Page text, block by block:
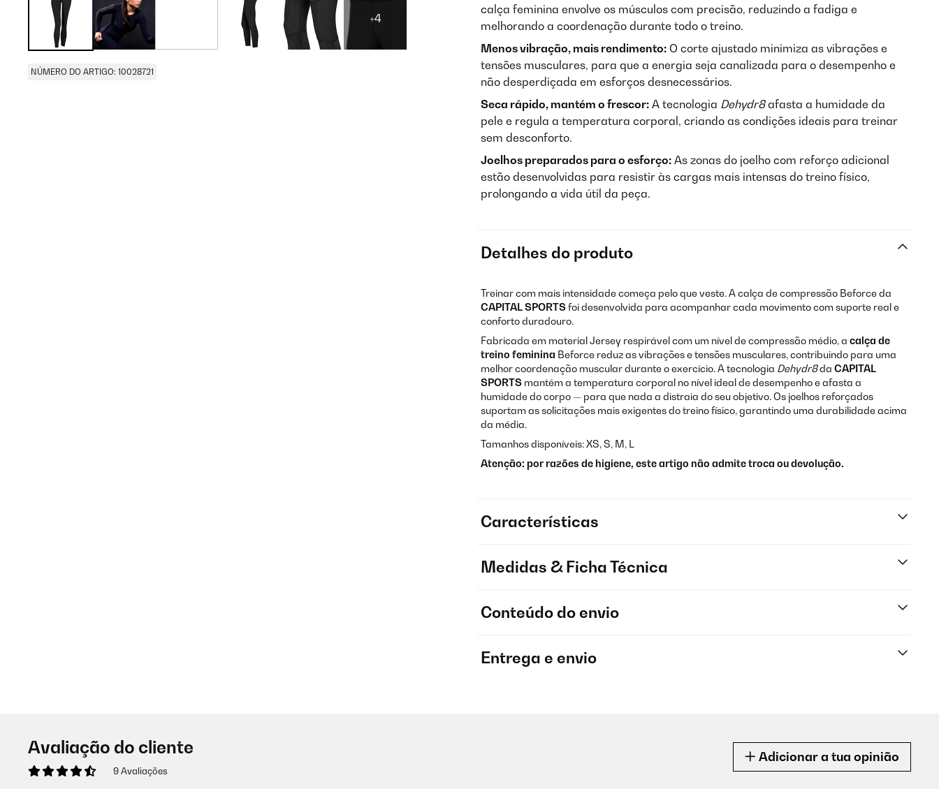
+4
NÚMERO DO ARTIGO: 10028721
calça feminina envolve os músculos com precisão, reduzindo a fadiga e
melhorando a coordenação durante todo o treino.
Menos vibração, mais rendimento: O corte ajustado minimiza as vibrações e
tensões musculares, para que a energia seja canalizada para o desempenho e
não desperdiçada em esforços desnecessários.
Seca rápido, mantém o frescor: A tecnologia Dehydr8afasta a humidade da
pele e regula a temperatura corporal, criando as condições ideais para treinar
sem desconforto.
Joelhos preparados para o esforço: As zonas do joelho com reforço adicional
estão desenvolvidas para resistir às cargas mais intensas do treino físico,
prolongando a vida útil da peça.
Detalhes do produto
Treinar com mais intensidade começa pelo que veste. A calça de compressão Beforce da
CAPITAL SPORTSfoi desenvolvida para acompanhar cada movimento com suporte real e
conforto duradouro.
Fabricada em material Jersey respirável com um nível de compressão médio, a calça de
treino feminina Beforce reduz as vibrações e tensões musculares, contribuindo para uma
melhor coordenação muscular durante o exercício. A tecnologia Dehydr8da CAPITAL
SPORTS mantém a temperatura corporal no nível ideal de desempenho e afasta a
humidade do corpo — para que nada a distraia do seu objetivo. Os joelhos reforçados
suportam as solicitações mais exigentes do treino físico, garantindo uma durabilidade acima
da média.
Tamanhos disponíveis: XS, S, M, L
Atenção: por razões de higiene, este artigo não admite troca ou devolução.
Características
Medidas & Ficha Técnica
Conteúdo do envio
Entrega e envio
Avaliação do cliente
9 Avaliações
Adicionar a tua opinião